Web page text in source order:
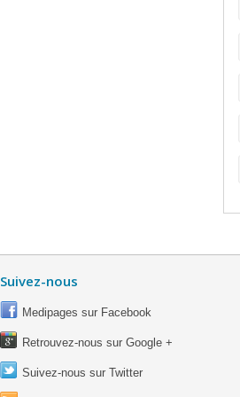
Suivez-nous
Medipages sur Facebook
Retrouvez-nous sur Google +
Suivez-nous sur Twitter